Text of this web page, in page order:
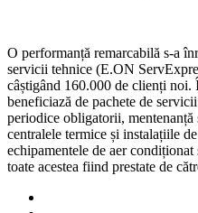
O performanță remarcabilă s-a
servicii tehnice (E.ON
câștigând 160.000 de clienți noi.
beneficiază de pachete de
periodice obligatorii,
centralele termice și instalațiile
echipamentele de aer
toate acestea fiind prestate de